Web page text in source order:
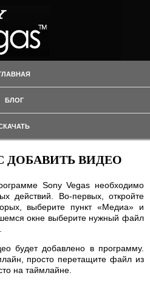
БЛОГ
ДОБАВИТЬ ВИДЕО
Sony Vegas необходимо
действий. Во-первых, откройте
выберите пункт «Медиа» и
окне выберите нужный файл
будет добавлено в программу.
просто перетащите файл из
на таймлайне.